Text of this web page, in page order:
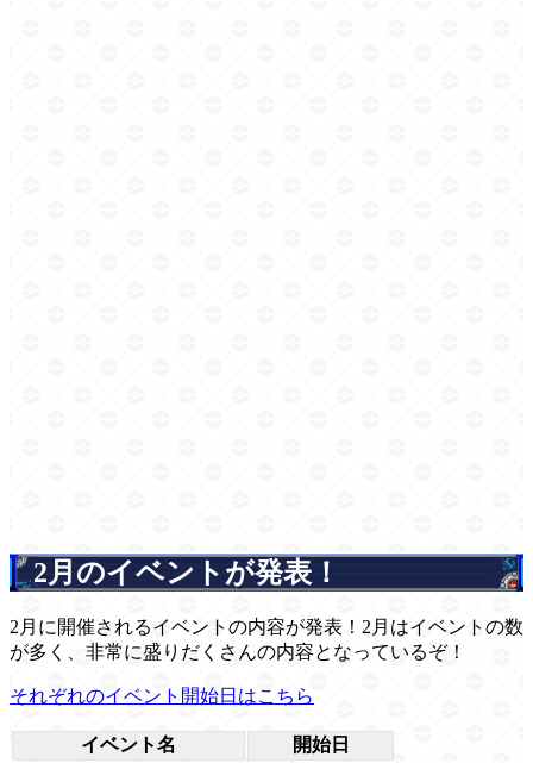
2月のイベントが発表！
2月に開催されるイベントの内容が発表！2月はイベントの数
が多く、非常に盛りだくさんの内容となっているぞ！
それぞれのイベント開始日はこちら
イベント名
開始日